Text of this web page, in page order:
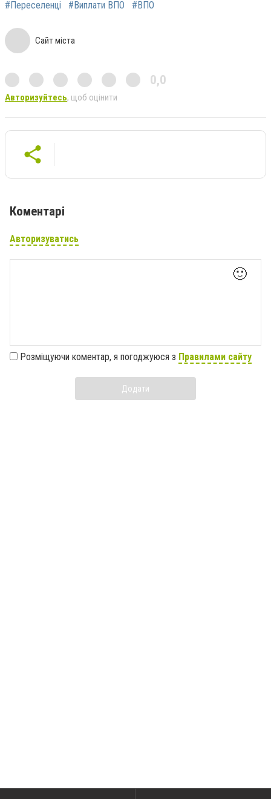
#Переселенці
#Виплати ВПО #ВПО
Сайт міста
0,0
Авторизуйтесь, щоб оцінити
Коментарі
Авторизуватись
🙂
Розміщуючи коментар, я погоджуюся з Правилами сайту
Додати